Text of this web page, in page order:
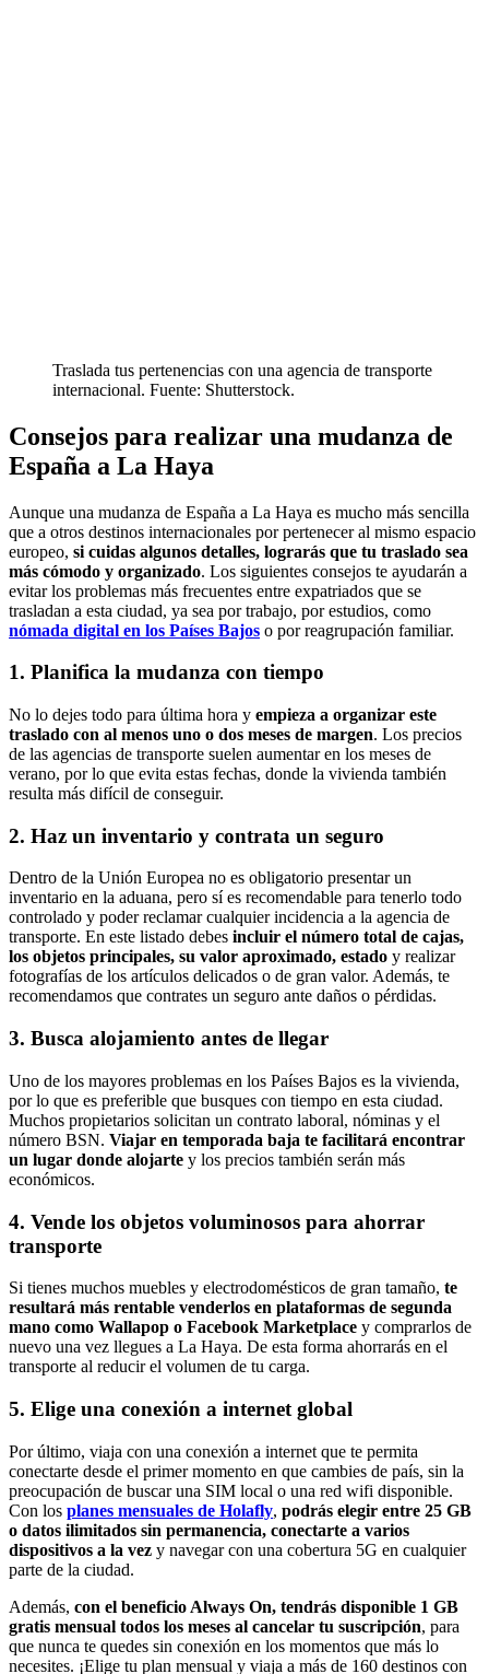
Traslada tus pertenencias con una agencia de transporte
internacional. Fuente: Shutterstock.
Consejos para realizar una mudanza de
España a La Haya
Aunque una mudanza de España a La Haya es mucho más sencilla
que a otros destinos internacionales por pertenecer al mismo espacio
europeo, si cuidas algunos detalles, lograrás que tu traslado sea
más cómodo y organizado. Los siguientes consejos te ayudarán a
evitar los problemas más frecuentes entre expatriados que se
trasladan a esta ciudad, ya sea por trabajo, por estudios, como
nómada digital en los Países Bajos o por reagrupación familiar.
1. Planifica la mudanza con tiempo
No lo dejes todo para última hora y empieza a organizar este
traslado con al menos uno o dos meses de margen. Los precios
de las agencias de transporte suelen aumentar en los meses de
verano, por lo que evita estas fechas, donde la vivienda también
resulta más difícil de conseguir.
2. Haz un inventario y contrata un seguro
Dentro de la Unión Europea no es obligatorio presentar un
inventario en la aduana, pero sí es recomendable para tenerlo todo
controlado y poder reclamar cualquier incidencia a la agencia de
transporte. En este listado debes incluir el número total de cajas,
los objetos principales, su valor aproximado, estado y realizar
fotografías de los artículos delicados o de gran valor. Además, te
recomendamos que contrates un seguro ante daños o pérdidas.
3. Busca alojamiento antes de llegar
Uno de los mayores problemas en los Países Bajos es la vivienda,
por lo que es preferible que busques con tiempo en esta ciudad.
Muchos propietarios solicitan un contrato laboral, nóminas y el
número BSN. Viajar en temporada baja te facilitará encontrar
un lugar donde alojarte y los precios también serán más
económicos.
4. Vende los objetos voluminosos para ahorrar
transporte
Si tienes muchos muebles y electrodomésticos de gran tamaño, te
resultará más rentable venderlos en plataformas de segunda
mano como Wallapop o Facebook Marketplace y comprarlos de
nuevo una vez llegues a La Haya. De esta forma ahorrarás en el
transporte al reducir el volumen de tu carga.
5. Elige una conexión a internet global
Por último, viaja con una conexión a internet que te permita
conectarte desde el primer momento en que cambies de país, sin la
preocupación de buscar una SIM local o una red wifi disponible.
Con los planes mensuales de Holafly, podrás elegir entre 25 GB
o datos ilimitados sin permanencia, conectarte a varios
dispositivos a la vez y navegar con una cobertura 5G en cualquier
parte de la ciudad.
Además, con el beneficio Always On, tendrás disponible 1 GB
gratis mensual todos los meses al cancelar tu suscripción, para
que nunca te quedes sin conexión en los momentos que más lo
necesites. ¡Elige tu plan mensual y viaja a más de 160 destinos con